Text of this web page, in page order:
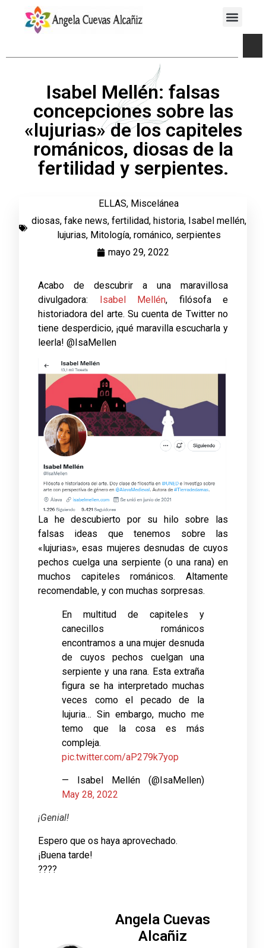
Isabel Mellén: falsas
concepciones sobre las
«lujurias» de los capiteles
románicos, diosas de la
fertilidad y serpientes.
ELLAS, Miscelánea
diosas, fake news, fertilidad, historia, Isabel mellén,
lujurias, Mitología, románico, serpientes
mayo 29, 2022
Acabo de descubrir a una maravillosa
divulgadora: Isabel Mellén, filósofa e
historiadora del arte. Su cuenta de Twitter no
tiene desperdicio, ¡qué maravilla escucharla y
leerla! @IsaMellen
La he descubierto por su hilo sobre las
falsas ideas que tenemos sobre las
«lujurias», esas mujeres desnudas de cuyos
pechos cuelga una serpiente (o una rana) en
muchos capiteles románicos. Altamente
recomendable, y con muchas sorpresas.
En multitud de capiteles y
canecillos románicos
encontramos a una mujer desnuda
de cuyos pechos cuelgan una
serpiente y una rana. Esta extraña
figura se ha interpretado muchas
veces como el pecado de la
lujuria… Sin embargo, mucho me
temo que la cosa es más
compleja.
pic.twitter.com/aP279k7yop
— Isabel Mellén (@IsaMellen)
May 28, 2022
¡Genial!
Espero que os haya aprovechado.
¡Buena tarde!
????
Angela Cuevas
Alcañiz